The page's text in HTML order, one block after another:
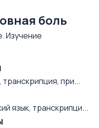
боль
при...
язык, транскрипци...